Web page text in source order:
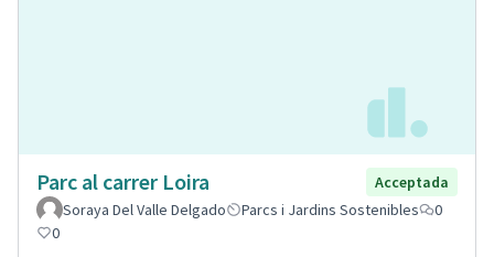
Parc al carrer Loira
Acceptada
Soraya Del Valle Delgado
Parcs i Jardins Sostenibles
0
0